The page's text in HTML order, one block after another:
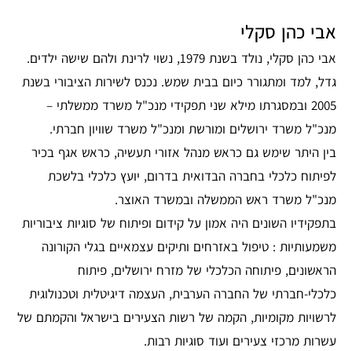
אבי כהן סקלי
אבי כהן סקלי, נולד בשנת 1979, נשוי לרינת ולהם שישה ילדים.
גדל, למד ומתגורר כיום בבית שמש. נכנס לשירות הציבורי בשנת
2005 ובמסגרתו מילא שני תפקידי מנכ"ל משרד ממשלתי –
מנכ"ל משרד ירושלים ומורשת ומנכ"ל משרד שוויון חברתי.
בין היתר שימש גם כראש מנהל אזורי תעשיה, כראש אגף בכיר
לפיתוח כלכלי בחברה הבדואית בדרום, יועץ כלכלי בלשכת
מנכ"ל משרד ראש הממשלה ובמשרד האוצר.
בתפקידיו השונים היה אמון על קידום ופיתוח של סוגיות ציבוריות
משמעותיות : טיפול באזרחים ותיקים עצמאיים בגלי הקורונה
הראשונים, פיתוחה הכלכלי של מזרח ירושלים, פיתוח
כלכלי-חברתי של החברה הערבית, העצמה דיגיטלית וטכנולוגית
לרשויות מקומיות, הקמה של רשות הצעירים בישראל והקמתם של
עשרות מרכזי צעירים ועוד סוגיות רבות.